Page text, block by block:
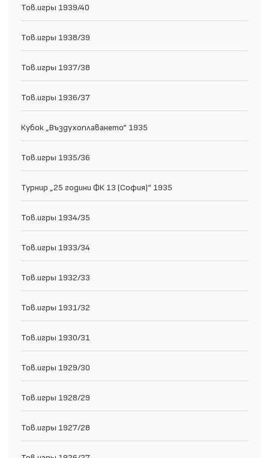
Тов.игры 1939/40
Тов.игры 1938/39
Тов.игры 1937/38
Тов.игры 1936/37
Кубок „Въздухоплаването“ 1935
Тов.игры 1935/36
Турнир „25 години ФК 13 (София)“ 1935
Тов.игры 1934/35
Тов.игры 1933/34
Тов.игры 1932/33
Тов.игры 1931/32
Тов.игры 1930/31
Тов.игры 1929/30
Тов.игры 1928/29
Тов.игры 1927/28